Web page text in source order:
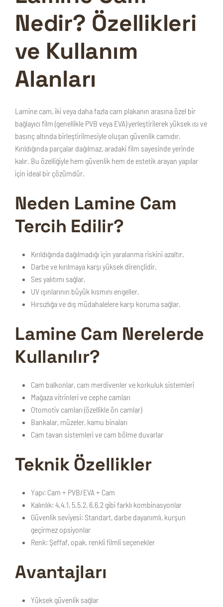
Nedir? Özellikleri
ve Kullanım
Alanları
Lamine cam, iki veya daha fazla cam plakanın arasına özel bir
bağlayıcı film (genellikle PVB veya EVA) yerleştirilerek yüksek ısı ve
basınç altında birleştirilmesiyle oluşan güvenlik camıdır.
Kırıldığında parçalar dağılmaz, aradaki film sayesinde yerinde
kalır. Bu özelliğiyle hem güvenlik hem de estetik arayan yapılar
için ideal bir çözümdür.
Neden Lamine Cam
Tercih Edilir?
Kırıldığında dağılmadığı için yaralanma riskini azaltır.
Darbe ve kırılmaya karşı yüksek dirençlidir.
Ses yalıtımı sağlar.
UV ışınlarının büyük kısmını engeller.
Hırsızlığa ve dış müdahalelere karşı koruma sağlar.
Lamine Cam Nerelerde
Kullanılır?
Cam balkonlar, cam merdivenler ve korkuluk sistemleri
Mağaza vitrinleri ve cephe camları
Otomotiv camları (özellikle ön camlar)
Bankalar, müzeler, kamu binaları
Cam tavan sistemleri ve cam bölme duvarlar
Teknik Özellikler
Yapı: Cam + PVB/EVA + Cam
Kalınlık: 4.4.1, 5.5.2, 6.6.2 gibi farklı kombinasyonlar
Güvenlik seviyesi: Standart, darbe dayanımlı, kurşun
geçirmez opsiyonlar
Renk: Şeffaf, opak, renkli filmli seçenekler
Avantajları
Yüksek güvenlik sağlar